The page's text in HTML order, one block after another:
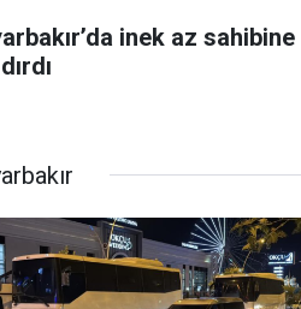
inek az sahibine